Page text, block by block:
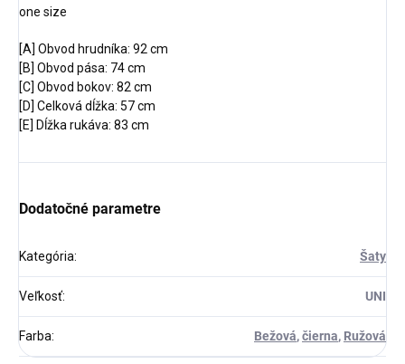
one size
[A] Obvod hrudníka: 92 cm
[B] Obvod pása: 74 cm
[C] Obvod bokov: 82 cm
[D] Celková dĺžka: 57 cm
[E] Dĺžka rukáva: 83 cm
Dodatočné parametre
Kategória: Šaty
Veľkosť: UNI
Farba: Bežová,čierna, Ružová